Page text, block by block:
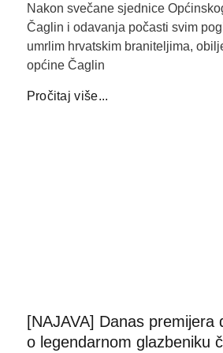
Nakon svečane sjednice
Čaglin i odavanja počasti svim
umrlim hrvatskim braniteljima,
općine Čaglin
Pročitaj više...
[NAJAVA] Danas premijera
o legendarnom glazbeniku